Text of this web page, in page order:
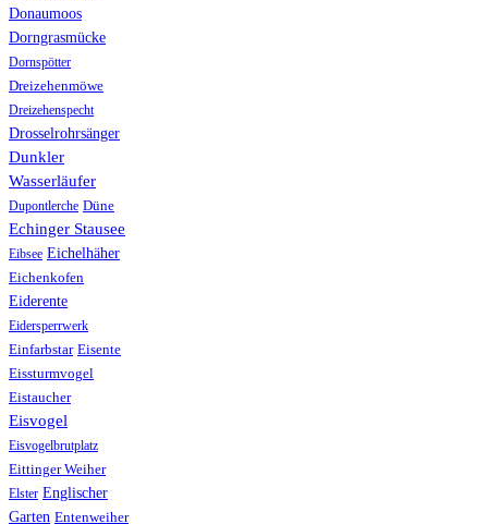
Donaumoos
Dorngrasmücke
Dornspötter
Dreizehenmöwe
Dreizehenspecht
Drosselrohrsänger
Dunkler
Wasserläufer
Dupontlerche Düne
Echinger Stausee
Eibsee Eichelhäher
Eichenkofen
Eiderente
Eidersperrwerk
Einfarbstar Eisente
Eissturmvogel
Eistaucher
Eisvogel
Eisvogelbrutplatz
Eittinger Weiher
Elster Englischer
Garten Entenweiher